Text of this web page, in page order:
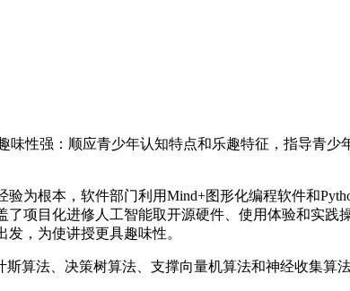
味性强：顺应青少年认知特点和乐趣特征，指导青少
根本，软件部门利用Mind+图形化编程软件和
项目化进修人工智能取开源硬件、使用体验和实践
，为使讲授更具趣味性。
法、决策树算法、支撑向量机算法和神经收集算